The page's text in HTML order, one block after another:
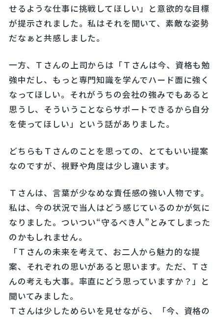
せるような仕事に挑戦してほしい」と意欲的な目標
が提示されました。私はそれを聞いて、素敵な姿勢
だなぁと共感しました。
一方、Ｔさんの上司からは「Ｔさんは今、資格も勉
強中だし、もっと専門知識を学んでハード面に強く
なってほしい。それがうちの会社の強みでもあると
思うし、そういうことならサポートできるから自分
を使ってほしい」という話がありました。
どちらもＴさんのことを思っての、とてもいい提案
なのですが、視野や角度は少し違います。
Ｔさんは、言葉が少なめな責任感の強い人物です。
私は、今の状況で当人はどう感じているのかが気に
なりました。ついつい“守るべき人”とみてしまった
のかもしれません。
「Ｔさんの未来を考えて、お二人から魅力的な提
案、それぞれの思いがあると思います。ただ、Ｔさ
んの考えも大事。率直にどう思っていますか？」と
聞いてみました。
Ｔさんは少しためらいを見せながら、「今、資格の